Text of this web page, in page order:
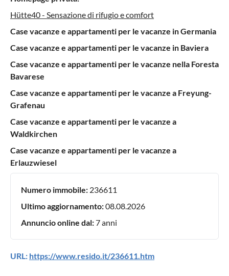
Hütte40 - Sensazione di rifugio e comfort
Case vacanze e appartamenti per le vacanze in Germania
Case vacanze e appartamenti per le vacanze in Baviera
Case vacanze e appartamenti per le vacanze nella Foresta
Bavarese
Case vacanze e appartamenti per le vacanze a Freyung-
Grafenau
Case vacanze e appartamenti per le vacanze a
Waldkirchen
Case vacanze e appartamenti per le vacanze a
Erlauzwiesel
Numero immobile: 236611
Ultimo aggiornamento:08.08.2026
Annuncio online dal:7 anni
URL: https://www.resido.it/236611.htm